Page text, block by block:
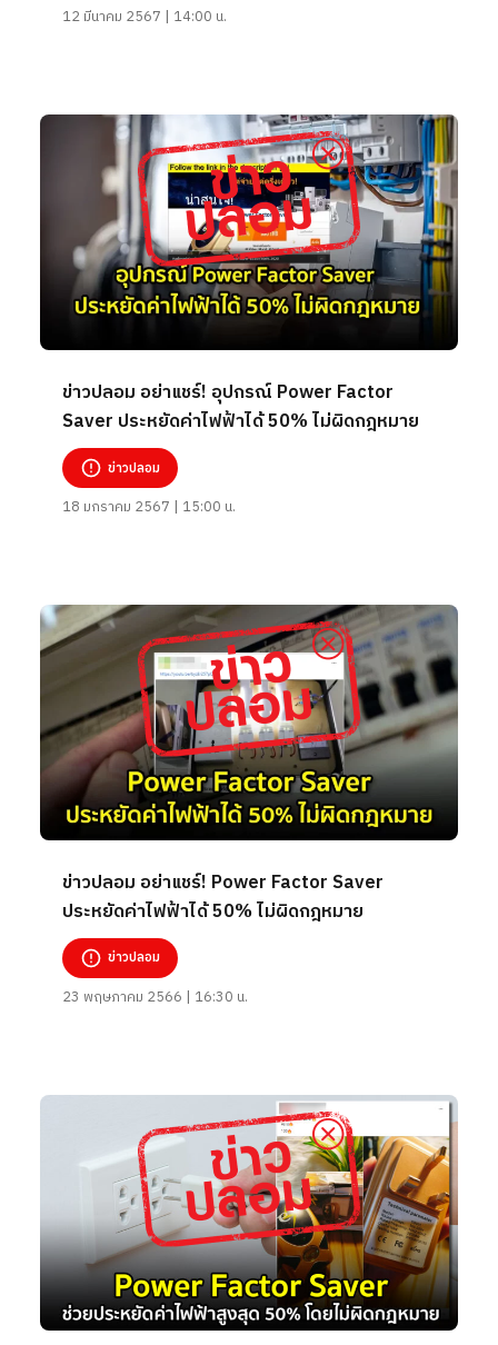
12 มีนาคม 2567 | 14:00 น.
ข่าวปลอม อย่าแชร์! อุปกรณ์ Power Factor
Saver ประหยัดค่าไฟฟ้าได้ 50% ไม่ผิดกฎหมาย
ข่าวปลอม
18 มกราคม 2567 | 15:00 น.
ข่าวปลอม อย่าแชร์! Power Factor Saver
ประหยัดค่าไฟฟ้าได้ 50% ไม่ผิดกฎหมาย
ข่าวปลอม
23 พฤษภาคม 2566 | 16:30 น.